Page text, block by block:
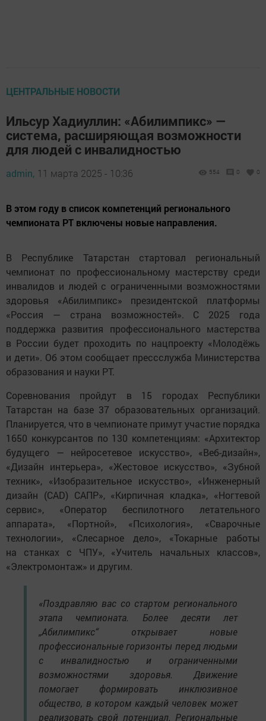
ЦЕНТРАЛЬНЫЕ НОВОСТИ
Ильсур Хадиуллин: «Абилимпикс» —
система, расширяющая возможности
для людей с инвалидностью
admin, 11 марта 2025 - 10:36 554 0 0
В этом году в список компетенций регионального
чемпионата РТ включены новые направления.
В Республике Татарстан стартовал региональный
чемпионат по профессиональному мастерству среди
инвалидов и людей с ограниченными возможностями
здоровья «Абилимпикс» президентской платформы
«Россия — страна возможностей». С 2025 года
поддержка развития профессионального мастерства
в России будет проходить по нацпроекту «Молодёжь
и дети». Об этом сообщает прессслужба Министерства
образования и науки РТ.
Соревнования пройдут в 15 городах Республики
Татарстан на базе 37 образовательных организаций.
Планируется, что в чемпионате примут участие порядка
1650 конкурсантов по 130 компетенциям: «Архитектор
будущего — нейросетевое искусство», «Веб-дизайн»,
«Дизайн интерьера», «Жестовое искусство», «Зубной
техник», «Изобразительное искусство», «Инженерный
дизайн (CAD) САПР», «Кирпичная кладка», «Ногтевой
сервис», «Оператор беспилотного летательного
аппарата», «Портной», «Психология», «Сварочные
технологии», «Слесарное дело», «Токарные работы
на станках с ЧПУ», «Учитель начальных классов»,
«Электромонтаж» и другим.
«Поздравляю вас со стартом регионального
этапа чемпионата. Более десяти лет
„Абилимпикс“ открывает новые
профессиональные горизонты перед людьми
с инвалидностью и ограниченными
возможностями здоровья. Движение
помогает формировать инклюзивное
общество, в котором каждый человек может
реализовать свой потенциал. Региональные